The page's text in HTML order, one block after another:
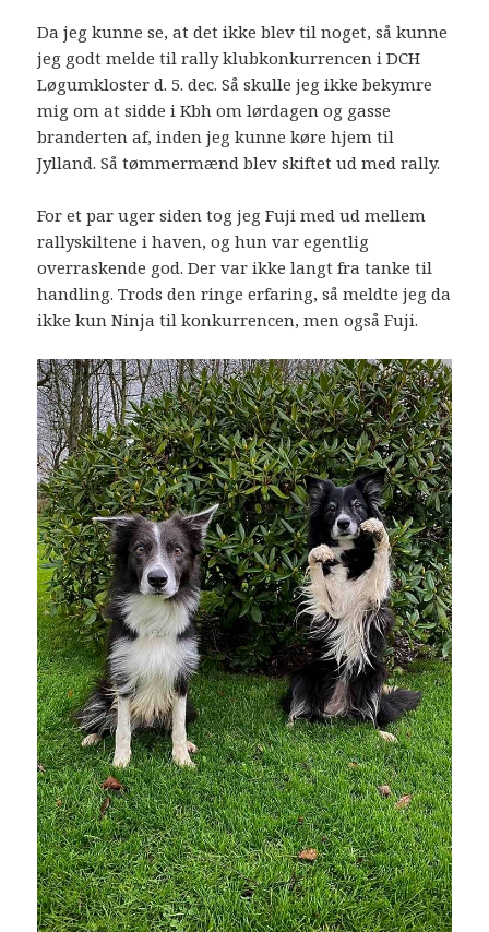
Da jeg kunne se, at det ikke blev til noget, så kunne
jeg godt melde til rally klubkonkurrencen i DCH
Løgumkloster d. 5. dec. Så skulle jeg ikke bekymre
mig om at sidde i Kbh om lørdagen og gasse
branderten af, inden jeg kunne køre hjem til
Jylland. Så tømmermænd blev skiftet ud med rally.
For et par uger siden tog jeg Fuji med ud mellem
rallyskiltene i haven, og hun var egentlig
overraskende god. Der var ikke langt fra tanke til
handling. Trods den ringe erfaring, så meldte jeg da
ikke kun Ninja til konkurrencen, men også Fuji.